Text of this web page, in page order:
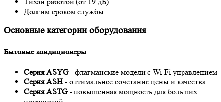
Долгим сроком службы
Основные категории оборудования
Бытовые кондиционеры
Серия ASYG - флагманские модели с Wi-Fi управлением
Серия ASH - оптимальное сочетание цены и качества
Серия ASTG - повышенная мощность для больших